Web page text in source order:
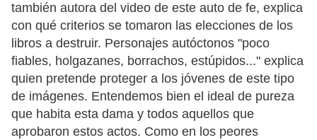
también autora del video de este auto de fe, explica
con qué criterios se tomaron las elecciones de los
libros a destruir. Personajes autóctonos "poco
fiables, holgazanes, borrachos, estúpidos..." explica
quien pretende proteger a los jóvenes de este tipo
de imágenes. Entendemos bien el ideal de pureza
que habita esta dama y todos aquellos que
aprobaron estos actos. Como en los peores